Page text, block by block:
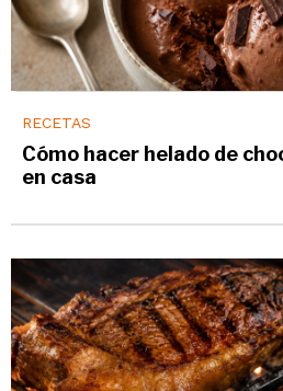
RECETAS
Cómo hacer helado de
en casa